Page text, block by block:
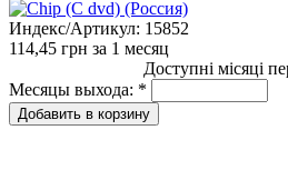
Индекс/Артикул: 15852
114,45 грн за 1 месяц
Доступні місяці
Месяцы выхода: *